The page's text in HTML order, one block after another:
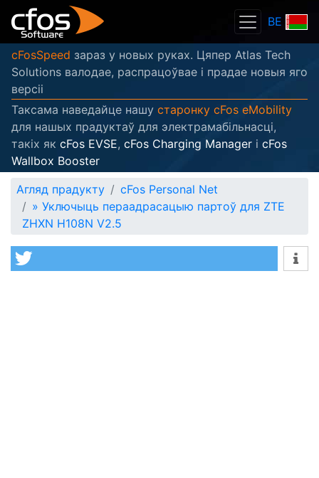
BE
cFosSpeed зараз у новых руках. Цяпер Atlas Tech
Solutions валодае, распрацоўвае і прадае новыя яго
версіі
Таксама наведайце нашу старонку cFos eMobility
для нашых прадуктаў для электрамабільнасці,
такіх як cFos EVSE, cFos Charging Manager і cFos
Wallbox Booster
Агляд прадукту
cFos Personal Net
» Уключыць пераадрасацыю партоў для ZTE
ZHXN H108N V2.5